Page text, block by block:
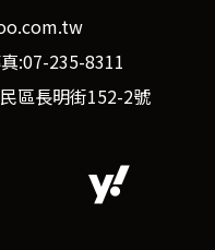
:07-235-8311
區長明街152-2號